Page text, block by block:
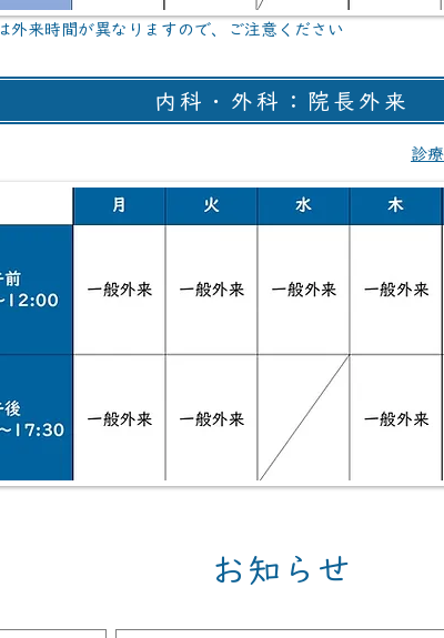
外来時間が異なりますので、ご注意ください
内科・外科：院長外来
診
お知らせ